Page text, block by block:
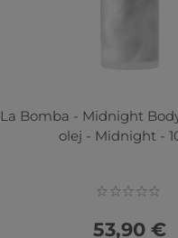
La Bomba - Midnight
olej - Midnight -
53,90 €